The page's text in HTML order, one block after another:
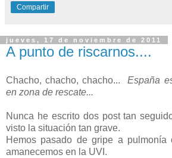
Compartir
jueves, 17 de noviembre de 2011
A punto de riscarnos....
Chacho, chacho, chacho...España
en zona de rescate...
Nunca he escrito dos post tan
visto la situación tan grave.
Hemos pasado de gripe a
amanecemos en la UVI.